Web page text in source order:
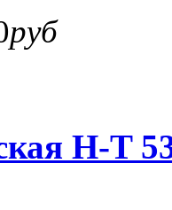
руб
H-T